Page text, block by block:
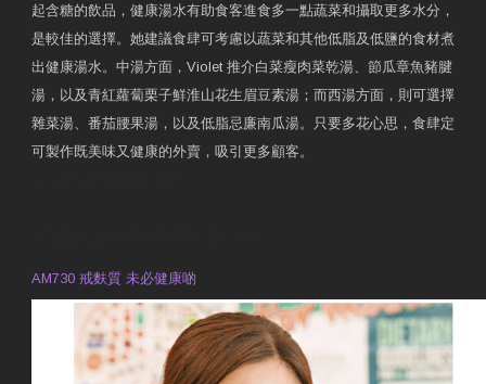
起含糖的飲品，健康湯水有助食客進食多一點蔬菜和攝取更多水分，
是較佳的選擇。她建議食肆可考慮以蔬菜和其他低脂及低鹽的食材煮
出健康湯水。中湯方面，Violet 推介白菜瘦肉菜乾湯、節瓜章魚豬腱
湯，以及青紅蘿蔔栗子鮮淮山花生眉豆素湯；而西湯方面，則可選擇
雜菜湯、番茄腰果湯，以及低脂忌廉南瓜湯。只要多花心思，食肆定
可製作既美味又健康的外賣，吸引更多顧客。
AM730 戒麩質 未必健康啲